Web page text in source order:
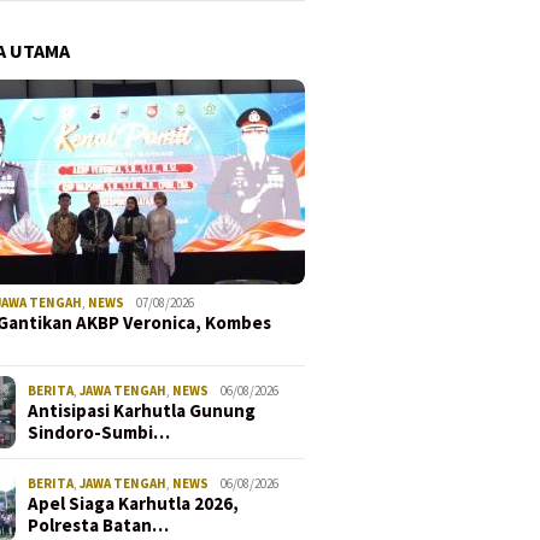
UTAMA
TENGAH NEWS 07/08/2026
AKBP Veronica, Kombes
BERITA ,JAWA TENGAH NEWS 06/08/2026
Antisipasi Karhutla Gunung
Sindoro-Sumbi…
BERITA ,JAWA TENGAH NEWS 06/08/2026
Apel Siaga Karhutla 2026,
Polresta Batan…